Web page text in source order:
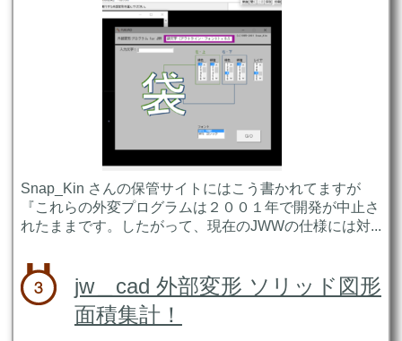
Snap_Kin さんの保管サイトにはこう書かれてますが
『これらの外変プログラムは２００１年で開発が中止さ
れたままです。したがって、現在のJWWの仕様には対...
jw＿cad 外部変形 ソリッド図形
面積集計！